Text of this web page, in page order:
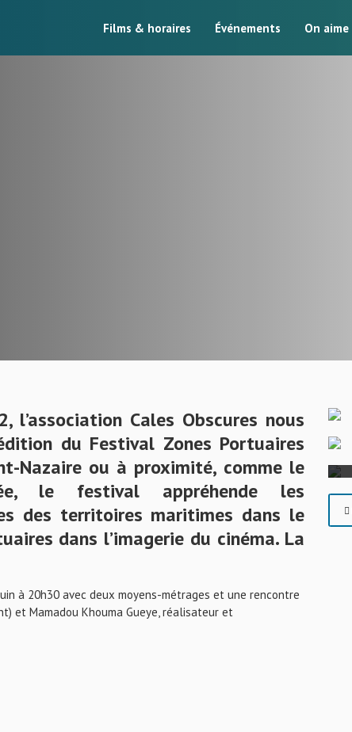
Films & horaires Événements On aime
Cales Obscures nous
du Festival Zones Portuaires
Nazaire ou à proximité, comme le
le festival appréhende les
des territoires maritimes dans le
dans l’imagerie du cinéma. La
à 20h30 avec deux moyens-métrages et une rencontre
et Mamadou Khouma Gueye, réalisateur et